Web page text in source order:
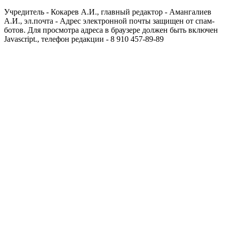
Учредитель - Кокарев А.И., главный редактор - Амангалиев
А.И., эл.почта - Адрес электронной почты защищен от спам-
ботов. Для просмотра адреса в браузере должен быть включен
Javascript., телефон редакции - 8 910 457-89-89